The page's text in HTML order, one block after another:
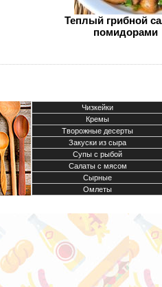
Теплый грибной
помидорами
Чизкейки
Кремы
Творожные десерты
Закуски из сыра
Супы с рыбой
Салаты с мясом
Сырные
Омлеты